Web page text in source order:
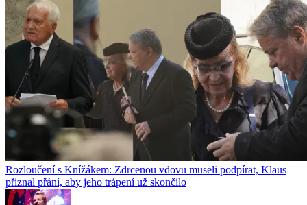
Rozloučení s Knížákem: Zdrcenou vdovu museli podpírat, Klaus
přiznal přání, aby jeho trápení už skončilo